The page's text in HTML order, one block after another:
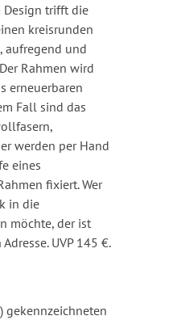
trifft die
kreisrunden
aufregend und
Rahmen wird
erneuerbaren
Fall sind das
werden per Hand
eines
fixiert. Wer
in die
möchte, der ist
UVP 145 €.
gekennzeichneten